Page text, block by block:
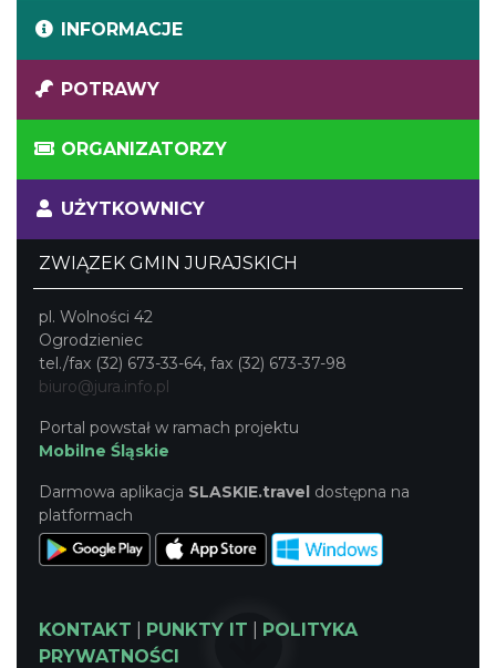
INFORMACJE
POTRAWY
ORGANIZATORZY
UŻYTKOWNICY
ZWIĄZEK GMIN JURAJSKICH
pl. Wolności 42
Ogrodzieniec
tel./fax (32) 673-33-64, fax (32) 673-37-98
biuro@jura.info.pl
Portal powstał w ramach projektu
Mobilne Śląskie
Darmowa aplikacja SLASKIE.travel dostępna na
platformach
KONTAKT PUNKTY IT
POLITYKA
PRYWATNOŚCI